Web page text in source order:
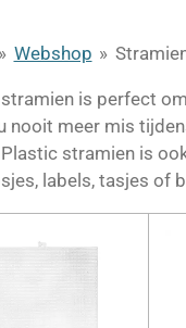
» Webshop »
is perfect
nooit meer mis
stramien is
labels, tasjes of